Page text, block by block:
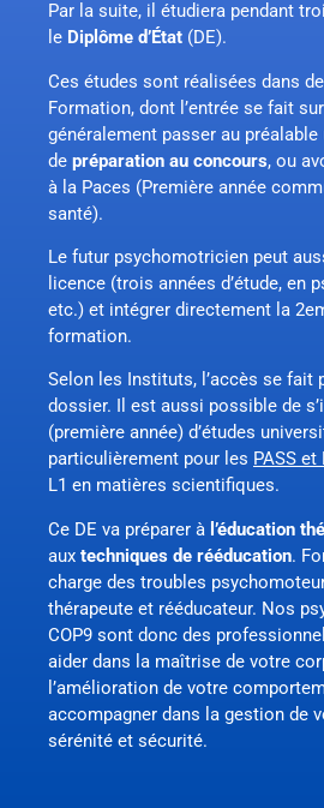
Par la suite, il étudiera pendant
le Diplôme d’État (DE).
Ces études sont réalisées dans
Formation, dont l’entrée se fait
généralement passer au préalable
de préparation au concours, ou
à la Paces (Première année
santé).
Le futur psychomotricien peut
licence (trois années d’étude, en
etc.) et intégrer directement la
formation.
Selon les Instituts, l’accès se fait
dossier. Il est aussi possible de
(première année) d’études
particulièrement pour les PASS et
L1 en matières scientifiques.
Ce DE va préparer à l’éducation
aux techniques de rééducation.
charge des troubles
thérapeute et rééducateur. Nos
COP9 sont donc des
aider dans la maîtrise de votre
l’amélioration de votre
accompagner dans la gestion de
sérénité et sécurité.